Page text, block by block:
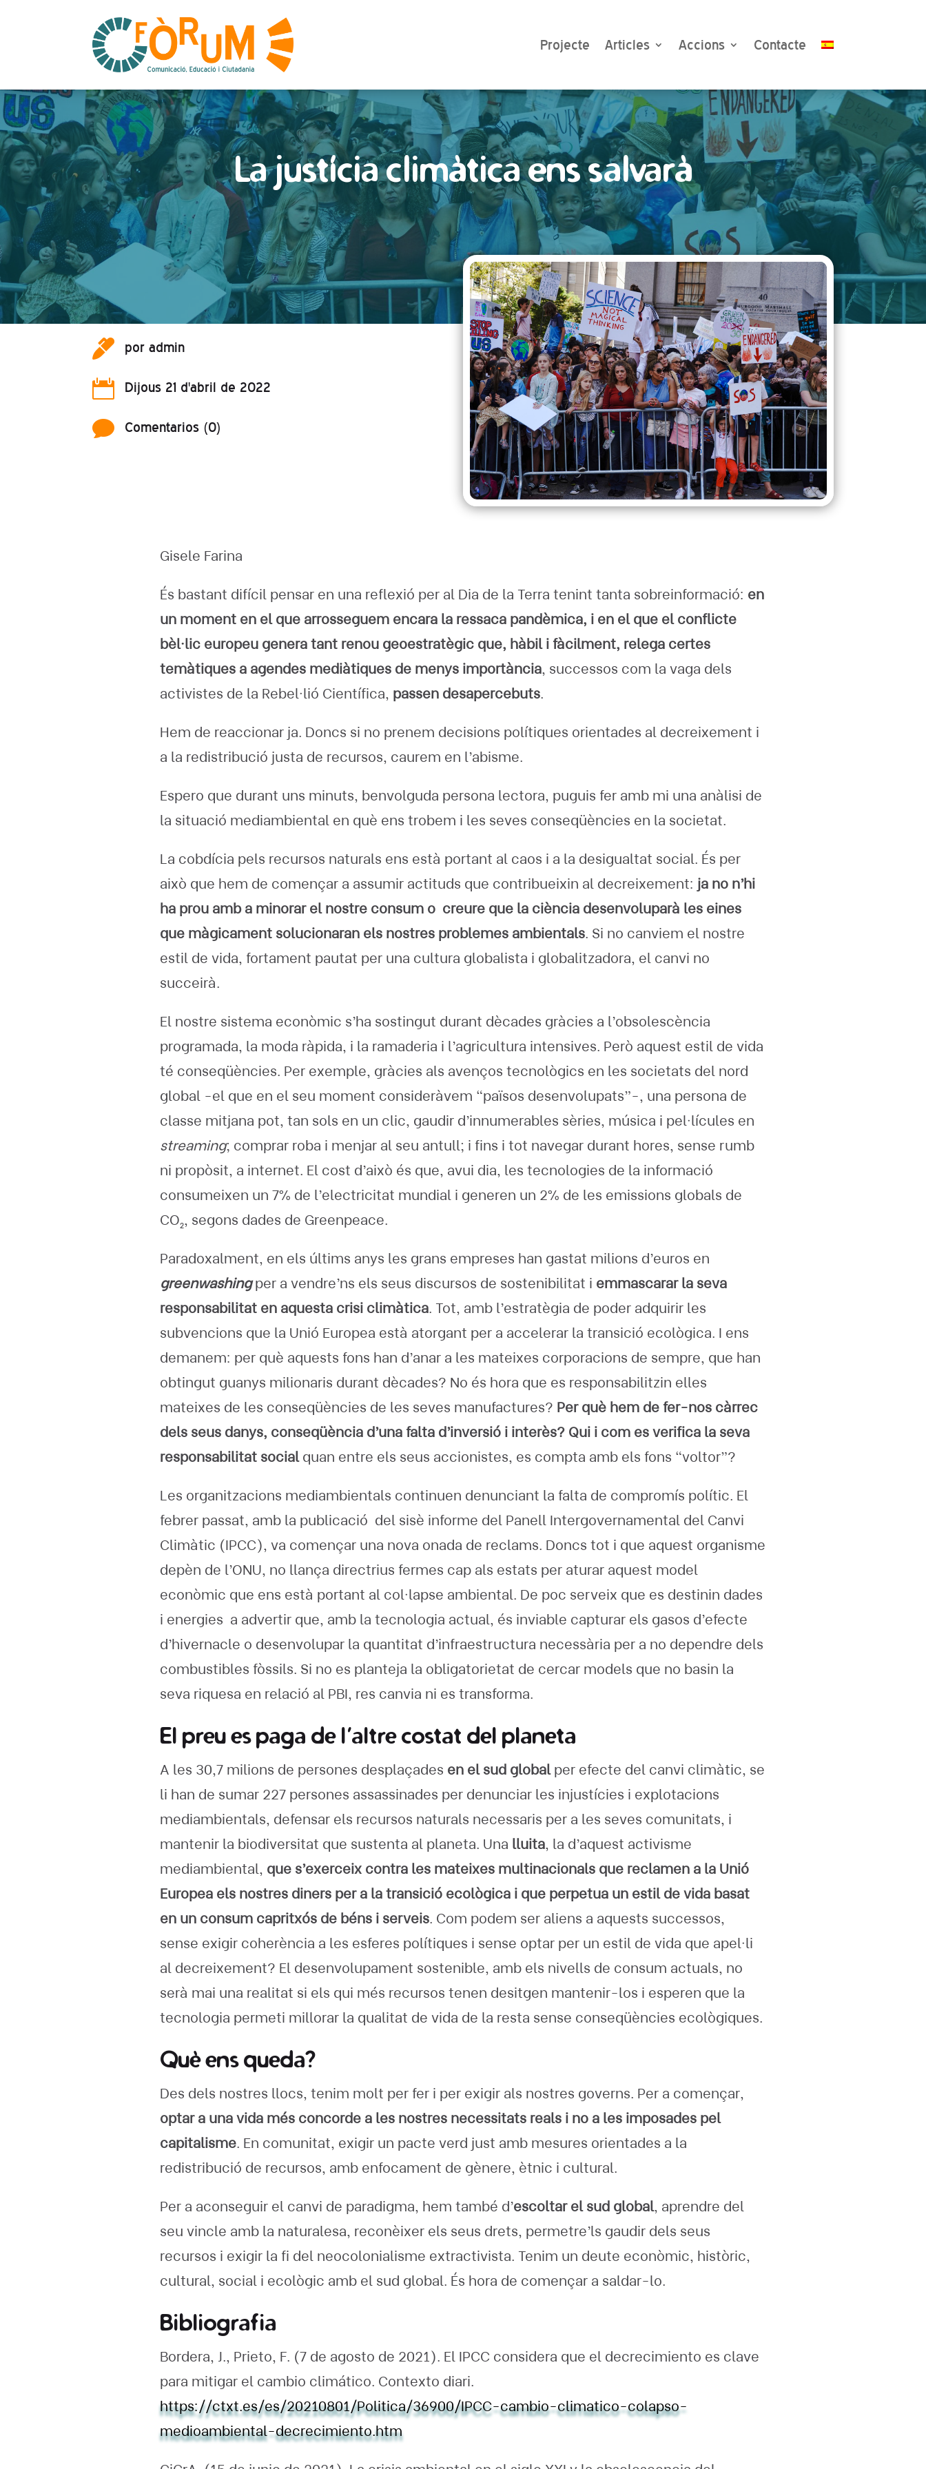
Projecte Articles Accions Contacte
La justícia climàtica ens salvarà
 poradmin
 Dijous 21 d'abril de 2022
 Comentarios (0)
Gisele Farina
És bastant difícil pensar en una reflexió per al Dia de la Terra tenint tanta sobreinformació: en
un moment en el que arrosseguem encara la ressaca pandèmica, i en el que el conflicte
bèl·lic europeu genera tant renou geoestratègic que, hàbil i fàcilment, relega certes
temàtiques a agendes mediàtiques de menys importància, successos com la vaga dels
activistes de la Rebel·lió Científica, passen desapercebuts.
Hem de reaccionar ja. Doncs si no prenem decisions polítiques orientades al decreixement i
a la redistribució justa de recursos, caurem en l’abisme.
Espero que durant uns minuts, benvolguda persona lectora, puguis fer amb mi una anàlisi de
la situació mediambiental en què ens trobem i les seves conseqüències en la societat.
La cobdícia pels recursos naturals ens està portant al caos i a la desigualtat social. És per
això que hem de començar a assumir actituds que contribueixin al decreixement: ja no n’hi
ha prou amb a minorar el nostre consum o creure que la ciència desenvoluparà les eines
que màgicament solucionaran els nostres problemes ambientals. Si no canviem el nostre
estil de vida, fortament pautat per una cultura globalista i globalitzadora, el canvi no
succeirà.
El nostre sistema econòmic s’ha sostingut durant dècades gràcies a l’obsolescència
programada, la moda ràpida, i la ramaderia i l’agricultura intensives. Però aquest estil de vida
té conseqüències. Per exemple, gràcies als avenços tecnològics en les societats del nord
global -el que en el seu moment consideràvem “països desenvolupats”-, una persona de
classe mitjana pot, tan sols en un clic, gaudir d’innumerables sèries, música i pel·lícules en
streaming; comprar roba i menjar al seu antull; i fins i tot navegar durant hores, sense rumb
ni propòsit, a internet. El cost d’això és que, avui dia, les tecnologies de la informació
consumeixen un 7% de l’electricitat mundial i generen un 2% de les emissions globals de
CO₂, segons dades de Greenpeace.
Paradoxalment, en els últims anys les grans empreses han gastat milions d’euros en
greenwashingper a vendre’ns els seus discursos de sostenibilitat i emmascarar la seva
responsabilitat en aquesta crisi climàtica. Tot, amb l’estratègia de poder adquirir les
subvencions que la Unió Europea està atorgant per a accelerar la transició ecològica. I ens
demanem: per què aquests fons han d’anar a les mateixes corporacions de sempre, que han
obtingut guanys milionaris durant dècades? No és hora que es responsabilitzin elles
mateixes de les conseqüències de les seves manufactures? Per què hem de fer-nos càrrec
dels seus danys, conseqüència d’una falta d’inversió i interès? Qui i com es verifica la seva
responsabilitat social quan entre els seus accionistes, es compta amb els fons “voltor”?
Les organitzacions mediambientals continuen denunciant la falta de compromís polític. El
febrer passat, amb la publicació del sisè informe del Panell Intergovernamental del Canvi
Climàtic (IPCC), va començar una nova onada de reclams. Doncs tot i que aquest organisme
depèn de l’ONU, no llança directrius fermes cap als estats per aturar aquest model
econòmic que ens està portant al col·lapse ambiental. De poc serveix que es destinin dades
i energies a advertir que, amb la tecnologia actual, és inviable capturar els gasos d’efecte
d’hivernacle o desenvolupar la quantitat d’infraestructura necessària per a no dependre dels
combustibles fòssils. Si no es planteja la obligatorietat de cercar models que no basin la
seva riquesa en relació al PBI, res canvia ni es transforma.
El preu es paga de l’altre costat del planeta
A les 30,7 milions de persones desplaçades en el sud globalper efecte del canvi climàtic, se
li han de sumar 227 persones assassinades per denunciar les injustícies i explotacions
mediambientals, defensar els recursos naturals necessaris per a les seves comunitats, i
mantenir la biodiversitat que sustenta al planeta. Una lluita, la d’aquest activisme
mediambiental, que s’exerceix contra les mateixes multinacionals que reclamen a la Unió
Europea els nostres diners per a la transició ecològica i que perpetua un estil de vida basat
en un consum capritxós de béns i serveis. Com podem ser aliens a aquests successos,
sense exigir coherència a les esferes polítiques i sense optar per un estil de vida que apel·li
al decreixement? El desenvolupament sostenible, amb els nivells de consum actuals, no
serà mai una realitat si els qui més recursos tenen desitgen mantenir-los i esperen que la
tecnologia permeti millorar la qualitat de vida de la resta sense conseqüències ecològiques.
Què ens queda?
Des dels nostres llocs, tenim molt per fer i per exigir als nostres governs. Per a començar,
optar a una vida més concorde a les nostres necessitats reals i no a les imposades pel
capitalisme. En comunitat, exigir un pacte verd just amb mesures orientades a la
redistribució de recursos, amb enfocament de gènere, ètnic i cultural.
Per a aconseguir el canvi de paradigma, hem també d’escoltar el sud global, aprendre del
seu vincle amb la naturalesa, reconèixer els seus drets, permetre’ls gaudir dels seus
recursos i exigir la fi del neocolonialisme extractivista. Tenim un deute econòmic, històric,
cultural, social i ecològic amb el sud global. És hora de començar a saldar-lo.
Bibliografia
Bordera, J., Prieto, F. (7 de agosto de 2021). El IPCC considera que el decrecimiento es clave
para mitigar el cambio climático. Contexto diari.
https://ctxt.es/es/20210801/Politica/36900/IPCC-cambio-climatico-colapso-
medioambiental-decrecimiento.htm